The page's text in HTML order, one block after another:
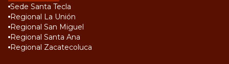
Sede Santa Tecla
Regional La Unión
Regional San Miguel
Regional Santa Ana
Regional Zacatecoluca